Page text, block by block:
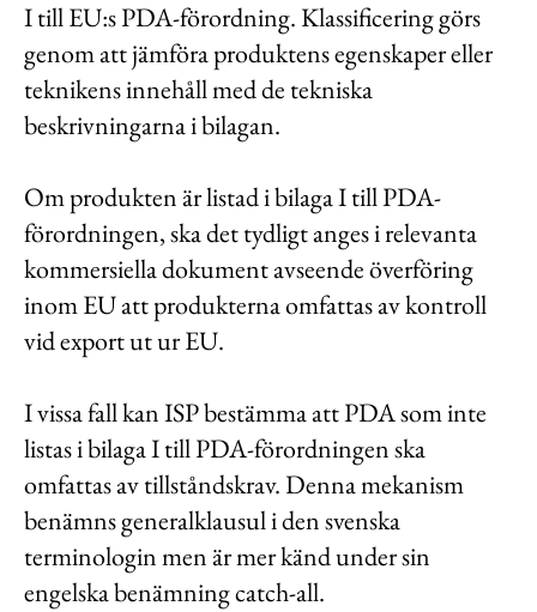
I till EU:s PDA-förordning. Klassificering görs
genom att jämföra produktens egenskaper eller
teknikens innehåll med de tekniska
beskrivningarna i bilagan.
Om produkten är listad i bilaga I till PDA-
förordningen, ska det tydligt anges i relevanta
kommersiella dokument avseende överföring
inom EU att produkterna omfattas av kontroll
vid export ut ur EU.
I vissa fall kan ISP bestämma att PDA som inte
listas i bilaga I till PDA-förordningen ska
omfattas av tillståndskrav. Denna mekanism
benämns generalklausul i den svenska
terminologin men är mer känd under sin
engelska benämning catch-all.